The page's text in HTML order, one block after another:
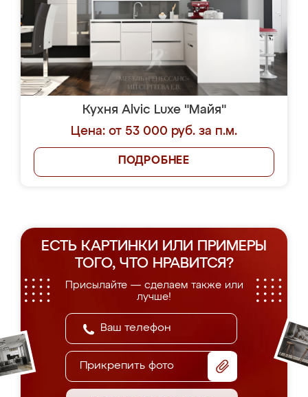
Кухня Alvic Luxe "Майя"
Цена: от 53 000 руб. за п.м.
ПОДРОБНЕЕ
ЕСТЬ КАРТИНКИ ИЛИ ПРИМЕРЫ
ТОГО, ЧТО НРАВИТСЯ?
Присылайте — сделаем также или
лучше!
Прикрепить фото